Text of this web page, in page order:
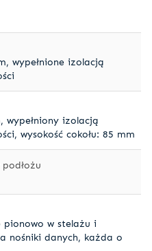
wypełnione izolacją
wypełniony izolacją
wysokość cokołu: 85 mm
w stelażu i
nośniki danych, każda o